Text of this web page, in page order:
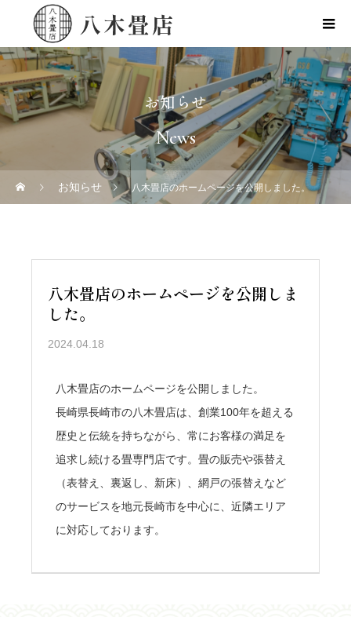
お知らせ
News
お知らせ 八木畳店のホームページを公開しました。
八木畳店のホームページを公開しま
した。
2024.04.18
八木畳店のホームページを公開しました。
長崎県長崎市の八木畳店は、創業100年を超える
歴史と伝統を持ちながら、常にお客様の満足を
追求し続ける畳専門店です。畳の販売や張替え
（表替え、裏返し、新床）、網戸の張替えなど
のサービスを地元長崎市を中心に、近隣エリア
に対応しております。